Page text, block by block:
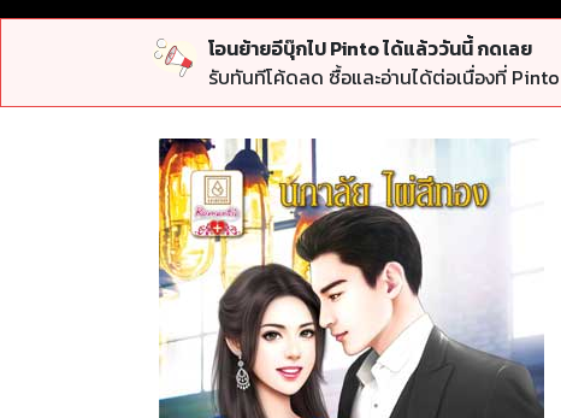
โอนย้ายอีบุ๊กไป Pinto ได้แล้ววันนี้ กดเลย
รับทันทีโค้ดลด ซื้อและอ่านได้ต่อเนื่องที่ Pinto